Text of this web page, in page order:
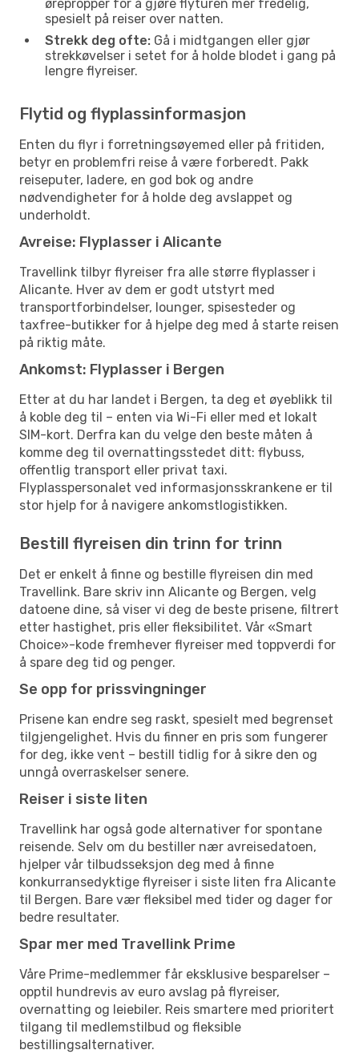
ørepropper for å gjøre flyturen mer fredelig,
spesielt på reiser over natten.
Strekk deg ofte: Gå i midtgangen eller gjør
strekkøvelser i setet for å holde blodet i gang på
lengre flyreiser.
Flytid og flyplassinformasjon
Enten du flyr i forretningsøyemed eller på fritiden,
betyr en problemfri reise å være forberedt. Pakk
reiseputer, ladere, en god bok og andre
nødvendigheter for å holde deg avslappet og
underholdt.
Avreise: Flyplasser i Alicante
Travellink tilbyr flyreiser fra alle større flyplasser i
Alicante. Hver av dem er godt utstyrt med
transportforbindelser, lounger, spisesteder og
taxfree-butikker for å hjelpe deg med å starte reisen
på riktig måte.
Ankomst: Flyplasser i Bergen
Etter at du har landet i Bergen, ta deg et øyeblikk til
å koble deg til – enten via Wi-Fi eller med et lokalt
SIM-kort. Derfra kan du velge den beste måten å
komme deg til overnattingsstedet ditt: flybuss,
offentlig transport eller privat taxi.
Flyplasspersonalet ved informasjonsskrankene er til
stor hjelp for å navigere ankomstlogistikken.
Bestill flyreisen din trinn for trinn
Det er enkelt å finne og bestille flyreisen din med
Travellink. Bare skriv inn Alicante og Bergen, velg
datoene dine, så viser vi deg de beste prisene, filtrert
etter hastighet, pris eller fleksibilitet. Vår «Smart
Choice»-kode fremhever flyreiser med toppverdi for
å spare deg tid og penger.
Se opp for prissvingninger
Prisene kan endre seg raskt, spesielt med begrenset
tilgjengelighet. Hvis du finner en pris som fungerer
for deg, ikke vent – bestill tidlig for å sikre den og
unngå overraskelser senere.
Reiser i siste liten
Travellink har også gode alternativer for spontane
reisende. Selv om du bestiller nær avreisedatoen,
hjelper vår tilbudsseksjon deg med å finne
konkurransedyktige flyreiser i siste liten fra Alicante
til Bergen. Bare vær fleksibel med tider og dager for
bedre resultater.
Spar mer med Travellink Prime
Våre Prime-medlemmer får eksklusive besparelser –
opptil hundrevis av euro avslag på flyreiser,
overnatting og leiebiler. Reis smartere med prioritert
tilgang til medlemstilbud og fleksible
bestillingsalternativer.